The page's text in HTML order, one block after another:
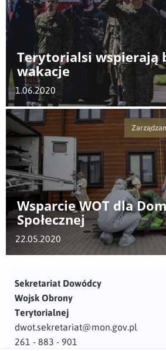
Terytorialsi wspierają
wakacje
1.06.2020
Wsparcie WOT dla
Społecznej
22.05.2020
Sekretariat Dowódcy
Wojsk Obrony
Terytorialnej
dwot.sekretariat@mon.gov.pl
261 - 883 - 901